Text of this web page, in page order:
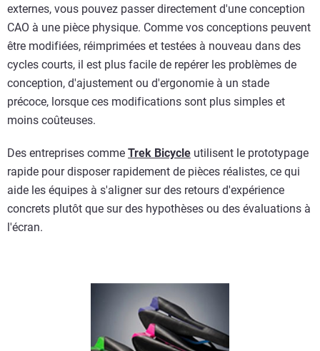
externes, vous pouvez passer directement d'une conception
CAO à une pièce physique. Comme vos conceptions peuvent
être modifiées, réimprimées et testées à nouveau dans des
cycles courts, il est plus facile de repérer les problèmes de
conception, d'ajustement ou d'ergonomie à un stade
précoce, lorsque ces modifications sont plus simples et
moins coûteuses.
Des entreprises comme Trek Bicycle utilisent le prototypage
rapide pour disposer rapidement de pièces réalistes, ce qui
aide les équipes à s'aligner sur des retours d'expérience
concrets plutôt que sur des hypothèses ou des évaluations à
l'écran.